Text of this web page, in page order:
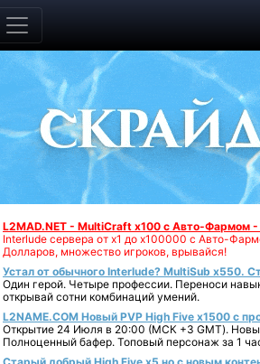
L2MAD.NET - MultiCraft x100 с Авто-Фармом
Interlude сервера от х1 до х100000 с Авто-
Долларов, множество игроков, врывайся!
Устал от обычного Interlude? MultiSub x550.
Один герой. Четыре профессии. Переноси
открывай сотни комбинаций умений.
L2NAME.COM Новый PVP High Five x1500 с
Открытие 24 Июля в 20:00 (МСК +3 GMT).
Полноценный бафер. Топовый персонаж за 1